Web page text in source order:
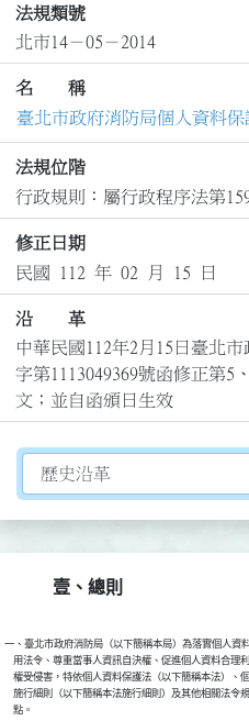
法規類號
北市14－05－2014
名 稱
臺北市政府消防局個人資料
法規位階
行政規則：屬行政程序法第
修正日期
民國 112 年 02 月 15 日
沿 革
中華民國112年2月15日臺北
字第1113049369號函修正第5
文；並自函頒日生效
切換選擇法規資訊內容
壹、總則
一、臺北市政府消防局（以下簡稱本局）為落實個人資
用法令、尊重當事人資訊自決權、促進個人資料合理
權受侵害，特依個人資料保護法（以下簡稱本法）、
施行細則（以下簡稱本法施行細則）及其他相關法令